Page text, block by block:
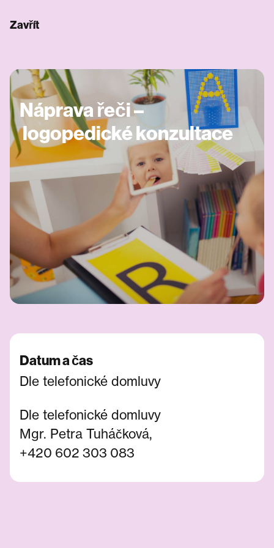
Zavřít
Náprava řeči –
logopedické konzultace
Datum a čas
Dle telefonické domluvy
Dle telefonické domluvy
Mgr. Petra Tuháčková,
+420 602 303 083